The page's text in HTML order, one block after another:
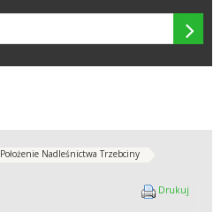

Położenie Nadleśnictwa Trzebciny
Drukuj